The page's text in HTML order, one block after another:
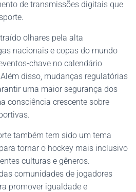
de transmissões digitais que
olhares pela alta
nacionais e copas do mundo
chave no calendário
disso, mudanças regulatórias
uma maior segurança dos
consciência crescente sobre
também tem sido um tema
tornar o hockey mais inclusivo
culturas e gêneros.
comunidades de jogadores
promover igualdade e